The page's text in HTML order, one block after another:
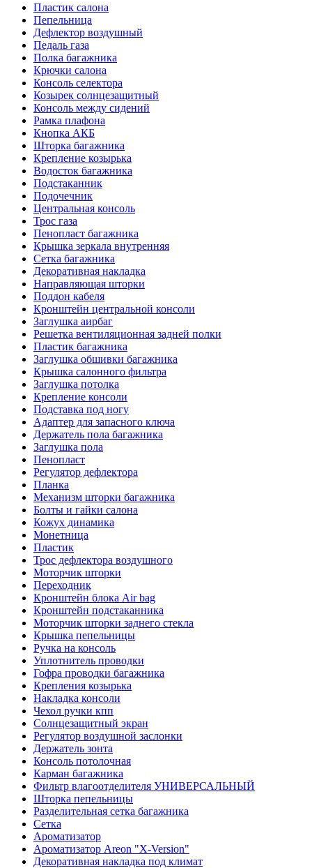
Пластик салона
Пепельница
Дефлектор воздушный
Педаль газа
Полка багажника
Крючки салона
Консоль селектора
Козырек солнцезащитный
Консоль между сидений
Рамка плафона
Кнопка АКБ
Шторка багажника
Крепление козырька
Водосток багажника
Подстаканник
Подочечник
Центральная консоль
Трос газа
Пенопласт багажника
Крышка зеркала внутренняя
Сетка багажника
Декоративная накладка
Направляющая шторки
Поддон кабеля
Кронштейн центральной консоли
Заглушка аирбаг
Решетка вентиляционная задней полки
Пластик багажника
Заглушка обшивки багажника
Крышка салонного фильтра
Заглушка потолка
Крепление консоли
Подставка под ногу
Адаптер для запасного ключа
Держатель пола багажника
Заглушка пола
Пенопласт
Регулятор дефлектора
Планка
Механизм шторки багажника
Болты и гайки салона
Кожух динамика
Монетница
Пластик
Трос дефлектора воздушного
Моторчик шторки
Переходник
Кронштейн блока Air bag
Кронштейн подстаканника
Моторчик шторки заднего стекла
Крышка пепельницы
Ручка на консоль
Уплотнитель проводки
Гофра проводки багажника
Крепления козырька
Накладка консоли
Чехол ручки кпп
Солнцезащитный экран
Регулятор воздушной заслонки
Держатель зонта
Консоль потолочная
Карман багажника
Фильтр влагоотделителя УНИВЕРСАЛЬНЫЙ
Шторка пепельницы
Разделительная сетка багажника
Сетка
Ароматизатор
Ароматизатор Areon "X-Version"
Декоративная накладка под климат